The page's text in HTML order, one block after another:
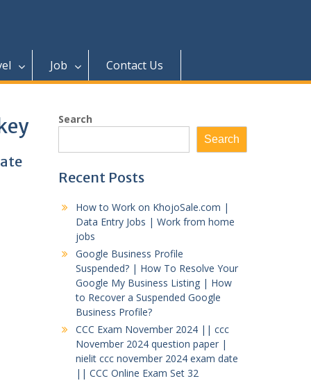
Job Contact Us
Search
Search
Recent Posts
How to Work on KhojoSale.com |
Data Entry Jobs | Work from home
jobs
Google Business Profile
Suspended? | How To Resolve Your
Google My Business Listing | How
to Recover a Suspended Google
Business Profile?
CCC Exam November 2024 || ccc
November 2024 question paper |
nielit ccc november 2024 exam date
|| CCC Online Exam Set 32